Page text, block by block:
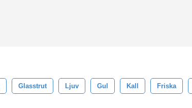
Glasstrut Ljuv Gul Kall Friska